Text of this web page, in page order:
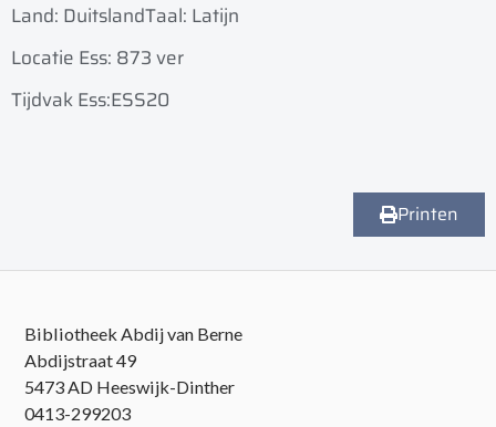
Land: DuitslandTaal: Latijn
Locatie Ess: 873 ver
Tijdvak Ess:ESS20
Printen
Bibliotheek Abdij van Berne
Abdijstraat 49
5473 AD Heeswijk-Dinther
0413-299203